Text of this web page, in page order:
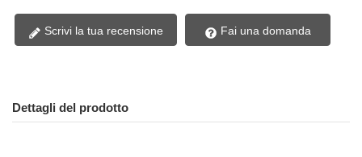
Scrivi la tua recensione Fai una domanda
Dettagli del prodotto